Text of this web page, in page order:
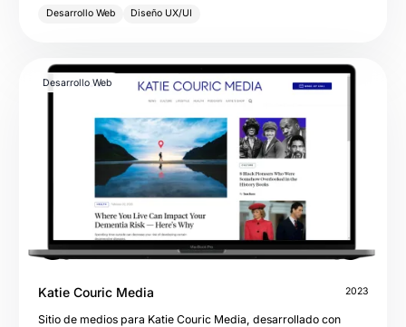
Desarrollo Web Diseño UX/UI
Desarrollo Web
Katie Couric Media 2023
Sitio de medios para Katie Couric Media, desarrollado con